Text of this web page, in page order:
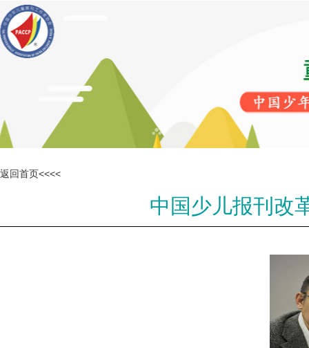
返回首页<<<<
中国少儿报刊改